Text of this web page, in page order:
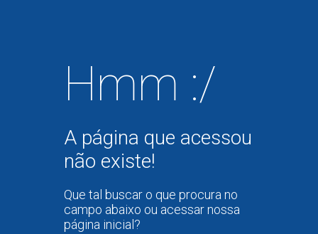
Hmm :/
A página que acessou
não existe!
Que tal buscar o que procura no
campo abaixo ou acessar nossa
página inicial?